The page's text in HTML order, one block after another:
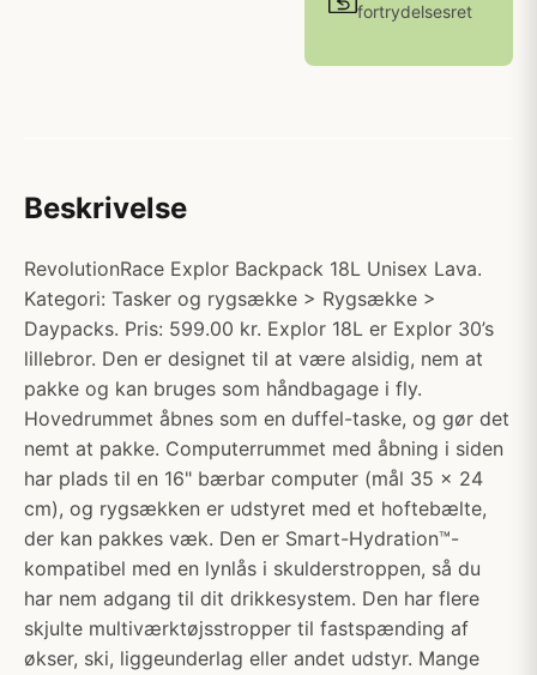
fortrydelsesret
Beskrivelse
RevolutionRace Explor Backpack 18L Unisex Lava.
Kategori: Tasker og rygsække > Rygsække >
Daypacks. Pris: 599.00 kr. Explor 18L er Explor 30’s
lillebror. Den er designet til at være alsidig, nem at
pakke og kan bruges som håndbagage i fly.
Hovedrummet åbnes som en duffel-taske, og gør det
nemt at pakke. Computerrummet med åbning i siden
har plads til en 16" bærbar computer (mål 35 x 24
cm), og rygsækken er udstyret med et hoftebælte,
der kan pakkes væk. Den er Smart-Hydration™-
kompatibel med en lynlås i skulderstroppen, så du
har nem adgang til dit drikkesystem. Den har flere
skjulte multiværktøjsstropper til fastspænding af
økser, ski, liggeunderlag eller andet udstyr. Mange